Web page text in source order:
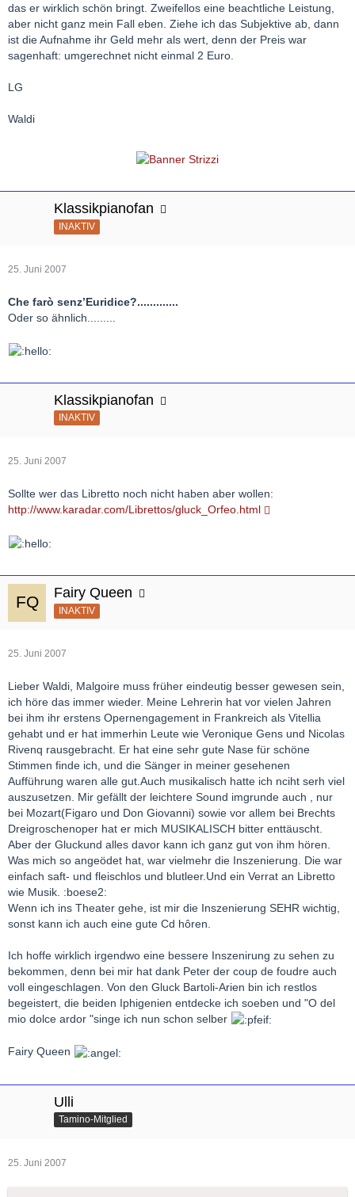
das er wirklich schön bringt. Zweifellos eine beachtliche Leistung,
aber nicht ganz mein Fall eben. Ziehe ich das Subjektive ab, dann
ist die Aufnahme ihr Geld mehr als wert, denn der Preis war
sagenhaft: umgerechnet nicht einmal 2 Euro.
LG
Waldi
Klassikpianofan
INAKTIV
25. Juni 2007
Che farò senz’Euridice?.............
Oder so ähnlich.........
Klassikpianofan
INAKTIV
25. Juni 2007
Sollte wer das Libretto noch nicht haben aber wollen:
http://www.karadar.com/Librettos/gluck_Orfeo.html
Fairy Queen
INAKTIV
25. Juni 2007
Lieber Waldi, Malgoire muss früher eindeutig besser gewesen sein,
ich höre das immer wieder. Meine Lehrerin hat vor vielen Jahren
bei ihm ihr erstens Opernengagement in Frankreich als Vitellia
gehabt und er hat immerhin Leute wie Veronique Gens und Nicolas
Rivenq rausgebracht. Er hat eine sehr gute Nase für schöne
Stimmen finde ich, und die Sänger in meiner gesehenen
Aufführung waren alle gut.Auch musikalisch hatte ich nciht serh viel
auszusetzen. Mir gefällt der leichtere Sound imgrunde auch , nur
bei Mozart(Figaro und Don Giovanni) sowie vor allem bei Brechts
Dreigroschenoper hat er mich MUSIKALISCH bitter enttäuscht.
Aber der Gluckund alles davor kann ich ganz gut von ihm hören.
Was mich so angeödet hat, war vielmehr die Inszenierung. Die war
einfach saft- und fleischlos und blutleer.Und ein Verrat an Libretto
wie Musik. :boese2:
Wenn ich ins Theater gehe, ist mir die Inszenierung SEHR wichtig,
sonst kann ich auch eine gute Cd hôren.
Ich hoffe wirklich irgendwo eine bessere Inszenirung zu sehen zu
bekommen, denn bei mir hat dank Peter der coup de foudre auch
voll eingeschlagen. Von den Gluck Bartoli-Arien bin ich restlos
begeistert, die beiden Iphigenien entdecke ich soeben und "O del
mio dolce ardor "singe ich nun schon selber
Fairy Queen
Ulli
Tamino-Mitglied
25. Juni 2007